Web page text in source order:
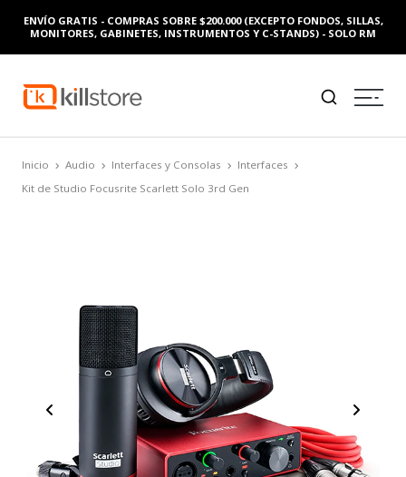
ENVÍO GRATIS - COMPRAS SOBRE $200.000 (EXCEPTO FONDOS, SILLAS,
MONITORES, GABINETES, INSTRUMENTOS Y C-STANDS) - SOLO RM
Inicio Audio Interfaces y Consolas
Interfaces
Kit de Studio Focusrite Scarlett Solo 3rd Gen